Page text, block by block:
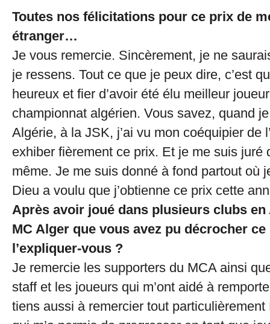
Toutes nos félicitations pour ce prix de
étranger…
Je vous remercie. Sincèrement, je ne
je ressens. Tout ce que je peux dire, c’est
heureux et fier d’avoir été élu meilleur
championnat algérien. Vous savez, quand
Algérie, à la JSK, j’ai vu mon coéquipier de
exhiber fièrement ce prix. Et je me suis juré
même. Je me suis donné à fond partout où
Dieu a voulu que j’obtienne ce prix cette
Après avoir joué dans plusieurs clubs en
MC Alger que vous avez pu décrocher
l’expliquer-vous ?
Je remercie les supporters du MCA ainsi
staff et les joueurs qui m’ont aidé à
tiens aussi à remercier tout